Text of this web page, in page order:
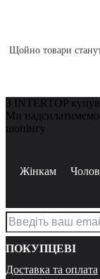
Щойно товари
З INTERTOP
Ми надсилатимемо
шопінгу
Жінкам
ПОКУПЦЕВІ
Доставка та оплата